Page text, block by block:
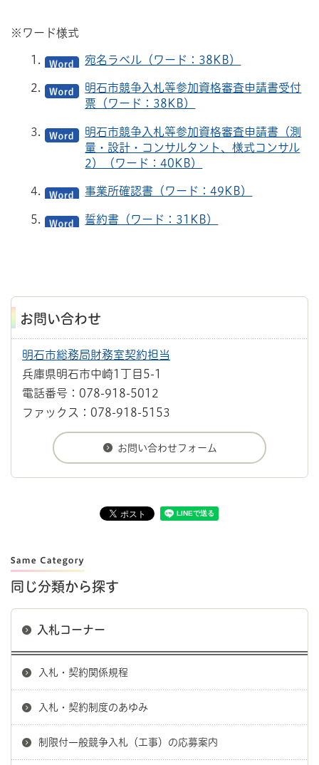
※ワード様式
宛名ラベル（ワード：38KB）
明石市競争入札等参加資格審査申請書受付
票（ワード：38KB）
明石市競争入札等参加資格審査申請書（測
量・設計・コンサルタント、様式コンサル
2）（ワード：40KB）
事業所確認書（ワード：49KB）
誓約書（ワード：31KB）
お問い合わせ
明石市総務局財務室契約担当
兵庫県明石市中崎1丁目5-1
電話番号：078-918-5012
ファックス：078-918-5153
同じ分類から探す
入札コーナー
入札・契約関係規程
入札・契約制度のあゆみ
制限付一般競争入札（工事）の応募案内